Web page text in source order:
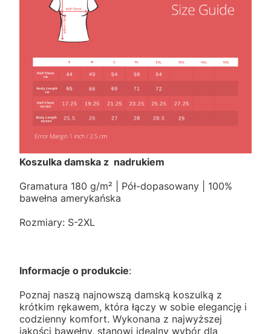
Koszulka damska z nadrukiem
Gramatura 180 g/m² | Pół-dopasowany | 100%
bawełna amerykańska
Rozmiary: S-2XL
Informacje o produkcie:
Poznaj naszą najnowszą damską koszulką z
krótkim rękawem, która łączy w sobie elegancję i
codzienny komfort. Wykonana z najwyższej
jakości bawełny, stanowi idealny wybór dla